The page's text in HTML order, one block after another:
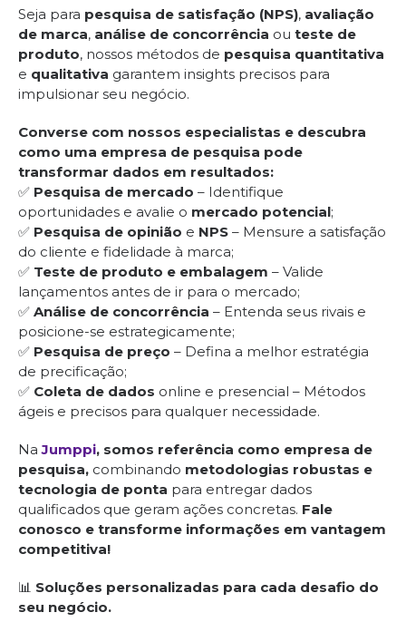
Seja para pesquisa de satisfação (NPS), avaliação
de marca, análise de concorrência ou teste de
produto, nossos métodos de pesquisa quantitativa
e qualitativa garantem insights precisos para
impulsionar seu negócio.
Converse com nossos especialistas e descubra
como uma empresa de pesquisa pode
transformar dados em resultados:
✅ Pesquisa de mercado – Identifique
oportunidades e avalie o mercado potencial;
✅ Pesquisa de opinião e NPS – Mensure a satisfação
do cliente e fidelidade à marca;
✅ Teste de produto e embalagem – Valide
lançamentos antes de ir para o mercado;
✅ Análise de concorrência – Entenda seus rivais e
posicione-se estrategicamente;
✅ Pesquisa de preço – Defina a melhor estratégia
de precificação;
✅ Coleta de dados online e presencial – Métodos
ágeis e precisos para qualquer necessidade.
NaJumppi, somos referência como empresa de
pesquisa, combinando metodologias robustas e
tecnologia de ponta para entregar dados
qualificados que geram ações concretas. Fale
conosco e transforme informações em vantagem
competitiva!
📊 Soluções personalizadas para cada desafio do
seu negócio.